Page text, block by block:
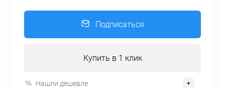
Подписаться
Купить в 1 клик
Нашли дешевле